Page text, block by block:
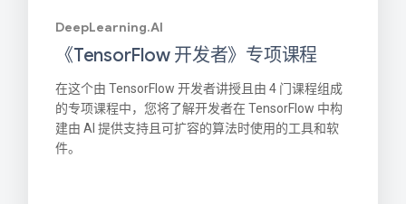
DeepLearning.AI
《TensorFlow 开发者》专项课程
在这个由 TensorFlow 开发者讲授且由 4 门课程组成
的专项课程中，您将了解开发者在 TensorFlow 中构
建由 AI 提供支持且可扩容的算法时使用的工具和软
件。